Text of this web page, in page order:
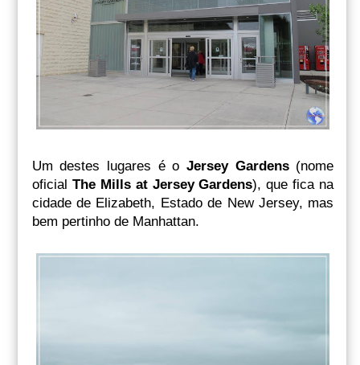
Um destes lugares é oJersey Gardens(nome
oficial The Mills at Jersey Gardens), que fica na
cidade de Elizabeth, Estado de New Jersey, mas
bem pertinho de Manhattan.